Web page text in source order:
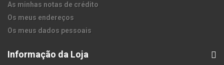
As minhas notas de crédito
Os meus endereços
Os meus dados pessoais
Informação da Loja